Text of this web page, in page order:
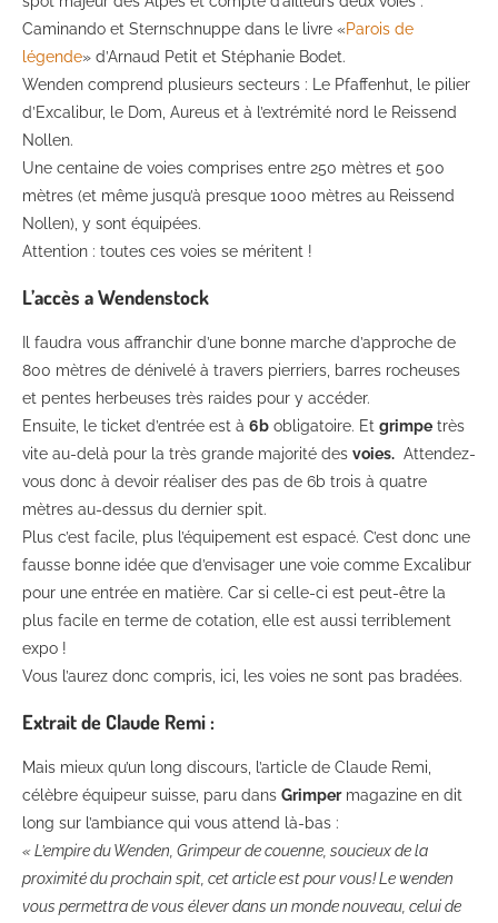
Caminando et Sternschnuppe dans le livre «Parois de
légende» d’Arnaud Petit et Stéphanie Bodet.
Wenden comprend plusieurs secteurs : Le Pfaffenhut, le pilier
d’Excalibur, le Dom, Aureus et à l’extrémité nord le Reissend
Nollen.
Une centaine de voies comprises entre 250 mètres et 500
mètres (et même jusqu’à presque 1000 mètres au Reissend
Nollen), y sont équipées.
Attention : toutes ces voies se méritent !
L’accès a Wendenstock
Il faudra vous affranchir d’une bonne marche d’approche de
800 mètres de dénivelé à travers pierriers, barres rocheuses
et pentes herbeuses très raides pour y accéder.
Ensuite, le ticket d’entrée est à 6b obligatoire. Et grimpe très
vite au-delà pour la très grande majorité des voies. Attendez-
vous donc à devoir réaliser des pas de 6b trois à quatre
mètres au-dessus du dernier spit.
Plus c’est facile, plus l’équipement est espacé. C’est donc une
fausse bonne idée que d’envisager une voie comme Excalibur
pour une entrée en matière. Car si celle-ci est peut-être la
plus facile en terme de cotation, elle est aussi terriblement
expo !
Vous l’aurez donc compris, ici, les voies ne sont pas bradées.
Extrait de Claude Remi :
Mais mieux qu’un long discours, l’article de Claude Remi,
célèbre équipeur suisse, paru dans Grimpermagazine en dit
long sur l’ambiance qui vous attend là-bas :
« L’empire du Wenden, Grimpeur de couenne, soucieux de la
proximité du prochain spit, cet article est pour vous! Le wenden
vous permettra de vous élever dans un monde nouveau, celui de